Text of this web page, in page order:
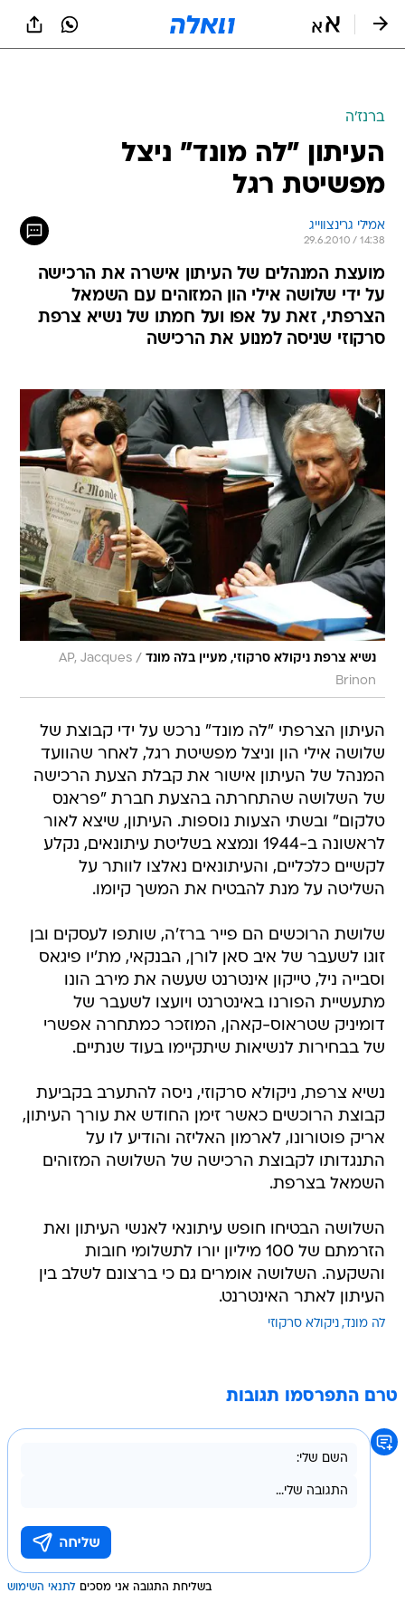
ברנז'ה
העיתון "לה מונד" ניצל
מפשיטת רגל
אמילי גרינצווייג
29.6.2010 / 14:38
מועצת המנהלים של העיתון אישרה את הרכישה
על ידי שלושה אילי הון המזוהים עם השמאל
הצרפתי, זאת על אפו ועל חמתו של נשיא צרפת
סרקוזי שניסה למנוע את הרכישה
נשיא צרפת ניקולא סרקוזי, מעיין בלה מונד /
AP, Jacques
Brinon
העיתון הצרפתי "לה מונד" נרכש על ידי קבוצת של
שלושה אילי הון וניצל מפשיטת רגל, לאחר שהוועד
המנהל של העיתון אישור את קבלת הצעת הרכישה
של השלושה שהתחרתה בהצעת חברת "פראנס
טלקום" ובשתי הצעות נוספות. העיתון, שיצא לאור
לראשונה ב-1944 ונמצא בשליטת עיתונאים, נקלע
לקשיים כלכליים, והעיתונאים נאלצו לוותר על
השליטה על מנת להבטיח את המשך קיומו.
שלושת הרוכשים הם פייר ברז'ה, שותפו לעסקים ובן
זוגו לשעבר של איב סאן לורן, הבנקאי, מת'יו פיגאס
וסבייה ניל, טייקון אינטרנט שעשה את מירב הונו
מתעשיית הפורנו באינטרנט ויועצו לשעבר של
דומיניק שטראוס-קאהן, המוזכר כמתחרה אפשרי
של בבחירות לנשיאות שיתקיימו בעוד שנתיים.
נשיא צרפת, ניקולא סרקוזי, ניסה להתערב בקביעת
קבוצת הרוכשים כאשר זימן החודש את עורך העיתון,
אריק פוטורונו, לארמון האליזה והודיע לו על
התנגדותו לקבוצת הרכישה של השלושה המזוהים
השמאל בצרפת.
השלושה הבטיחו חופש עיתונאי לאנשי העיתון ואת
הזרמתם של 100 מיליון יורו לתשלומי חובות
והשקעה. השלושה אומרים גם כי ברצונם לשלב בין
העיתון לאתר האינטרנט.
לה מונד ניקולא סרקוזי
טרם התפרסמו תגובות
בשליחת התגובה אני מסכים לתנאי השימוש